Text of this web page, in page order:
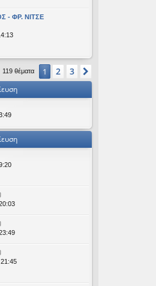
ή
ς
τ
τ
ί
α
ς
η
ο
ί
σ
- ΦΡ. ΝΙΤΣΕ
119 θέματα 1 2 3